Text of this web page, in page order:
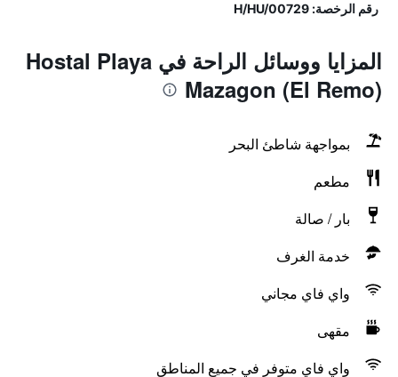
رقم الرخصة: H/HU/00729
المزايا ووسائل الراحة في Hostal Playa
Mazagon (El Remo)
بمواجهة شاطئ البحر
مطعم
بار / صالة
خدمة الغرف
واي فاي مجاني
مقهى
واي فاي متوفر في جميع المناطق